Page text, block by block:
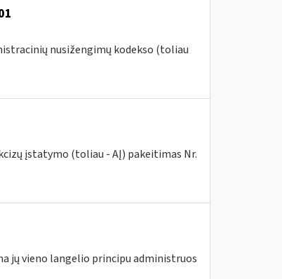
nusižengimų kodekso (toliau
įstatymo (toliau - AĮ) pakeitimas Nr.
jų vieno langelio principu administruos